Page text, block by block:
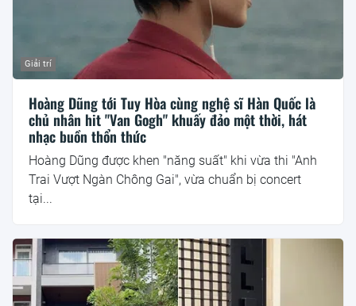
Giải trí
Hoàng Dũng tới Tuy Hòa cùng nghệ sĩ Hàn Quốc là
chủ nhân hit "Van Gogh" khuấy đảo một thời, hát
nhạc buồn thổn thức
Hoàng Dũng được khen "năng suất" khi vừa thi "Anh
Trai Vượt Ngàn Chông Gai", vừa chuẩn bị concert
tại...